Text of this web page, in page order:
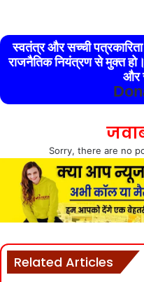
स्वतंत्र और सच्ची
राजनैतिक नियंत्रण से मुक्त
और
Sorry, there are no
Related Articles